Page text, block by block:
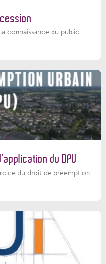
connaissance du public
du DPU
du droit de préemption